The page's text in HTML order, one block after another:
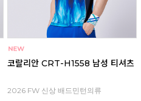
코랄리안 CRT-H1558 남성 티셔츠
2026 FW 신상 배드민턴의류